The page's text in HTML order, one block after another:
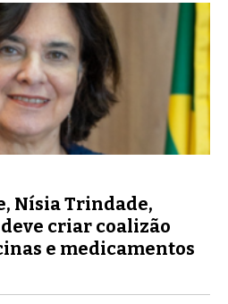
Nísia Trindade,
criar coalizão
e medicamentos